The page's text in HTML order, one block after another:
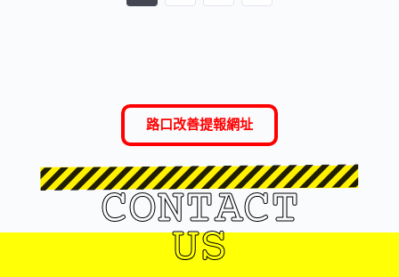
路口改善提報網址
CONTACT
US